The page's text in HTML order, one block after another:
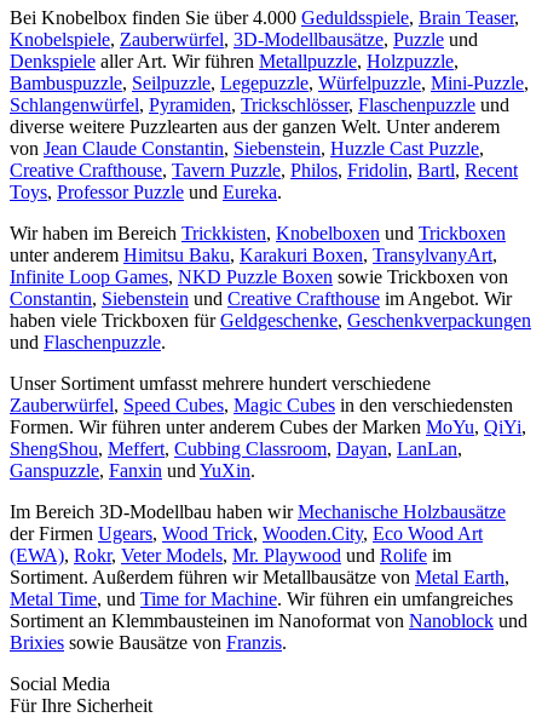
Bei Knobelbox finden Sie über 4.000 Geduldsspiele, Brain Teaser,
Knobelspiele, Zauberwürfel, 3D-Modellbausätze, Puzzle und
Denkspiele aller Art. Wir führen Metallpuzzle, Holzpuzzle,
Bambuspuzzle, Seilpuzzle, Legepuzzle, Würfelpuzzle, Mini-Puzzle,
Schlangenwürfel, Pyramiden, Trickschlösser, Flaschenpuzzle und
diverse weitere Puzzlearten aus der ganzen Welt. Unter anderem
von Jean Claude Constantin, Siebenstein, Huzzle Cast Puzzle,
Creative Crafthouse, Tavern Puzzle, Philos, Fridolin, Bartl, Recent
Toys, Professor Puzzle und Eureka.
Wir haben im Bereich Trickkisten, Knobelboxen und Trickboxen
unter anderem Himitsu Baku, Karakuri Boxen, TransylvanyArt,
Infinite Loop Games, NKD Puzzle Boxen sowie Trickboxen von
Constantin, Siebenstein und Creative Crafthouse im Angebot. Wir
haben viele Trickboxen fürGeldgeschenke, Geschenkverpackungen
und Flaschenpuzzle.
Unser Sortiment umfasst mehrere hundert verschiedene
Zauberwürfel, Speed Cubes, Magic Cubes in den verschiedensten
Formen. Wir führen unter anderem Cubes der Marken MoYu, QiYi,
ShengShou, Meffert, Cubbing Classroom, Dayan, LanLan,
Ganspuzzle, Fanxin und YuXin.
Im Bereich 3D-Modellbau haben wirMechanische Holzbausätze
der Firmen Ugears, Wood Trick, Wooden.City, Eco Wood Art
(EWA), Rokr, Veter Models, Mr. Playwood und Rolife im
Sortiment. Außerdem führen wir Metallbausätze von Metal Earth,
Metal Time, und Time for Machine. Wir führen ein umfangreiches
Sortiment an Klemmbausteinen im Nanoformat von Nanoblock und
Brixies sowie Bausätze von Franzis.
Social Media
Für Ihre Sicherheit